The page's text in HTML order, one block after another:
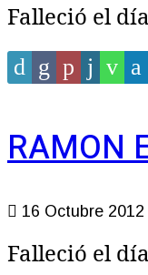
Falleció el
RAMON
16 Octubre 2012
Falleció el